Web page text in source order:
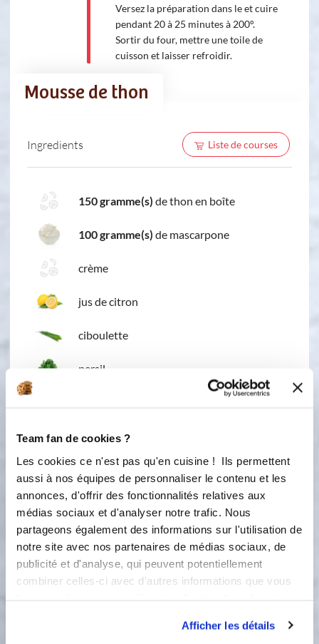
Team fan de cookies ?
Les cookies ce n'est pas qu'en cuisine ! Ils permettent
aussi à nos équipes de personnaliser le contenu et les
annonces, d'offrir des fonctionnalités relatives aux
médias sociaux et d'analyser notre trafic. Nous
partageons également des informations sur l'utilisation de
notre site avec nos partenaires de médias sociaux, de
publicité et d'analyse, qui peuvent potentiellement
combiner celles-ci avec d'autres informations que vous
Afficher les détails
Versez la préparation dans le et cuire
pendant 20 à 25 minutes à 200°.
Sortir du four, mettre une toile de
cuisson et laisser refroidir.
Mousse de thon
Ingredients Liste de courses
150 gramme(s) de thon en boîte
100 gramme(s) de mascarpone
crème
jus de citron
ciboulette
persil
poivre